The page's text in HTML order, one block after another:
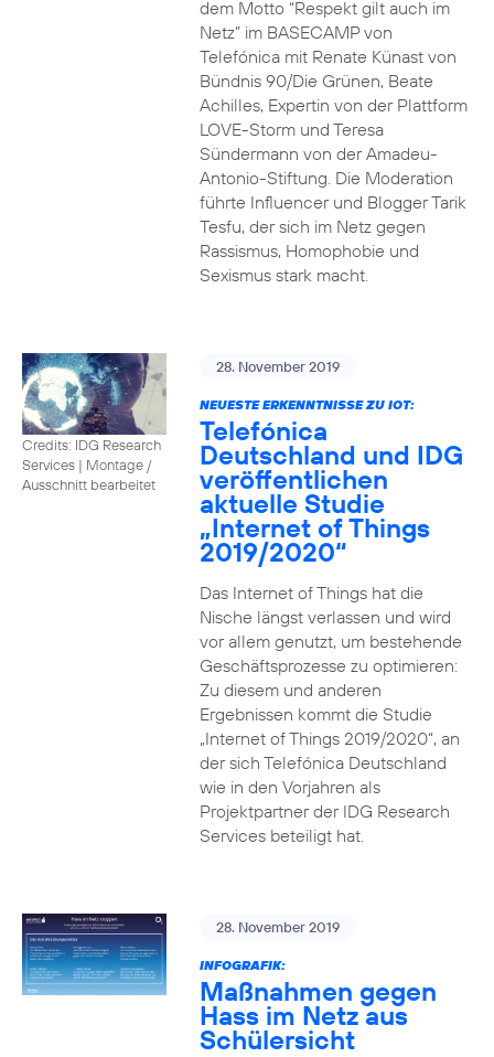
dem Motto “Respekt gilt auch im
Netz” im BASECAMP von
Telefónica mit Renate Künast von
Bündnis 90/Die Grünen, Beate
Achilles, Expertin von der Plattform
LOVE-Storm und Teresa
Sündermann von der Amadeu-
Antonio-Stiftung. Die Moderation
führte Influencer und Blogger Tarik
Tesfu, der sich im Netz gegen
Rassismus, Homophobie und
Sexismus stark macht.
Credits: IDG Research
Services | Montage /
Ausschnitt bearbeitet
28. November 2019
NEUESTE ERKENNTNISSE ZU IOT:
Telefónica
Deutschland und IDG
veröffentlichen
aktuelle Studie
„Internet of Things
2019/2020“
Das Internet of Things hat die
Nische längst verlassen und wird
vor allem genutzt, um bestehende
Geschäftsprozesse zu optimieren:
Zu diesem und anderen
Ergebnissen kommt die Studie
„Internet of Things 2019/2020“, an
der sich Telefónica Deutschland
wie in den Vorjahren als
Projektpartner der IDG Research
Services beteiligt hat.
28. November 2019
INFOGRAFIK:
Maßnahmen gegen
Hass im Netz aus
Schülersicht